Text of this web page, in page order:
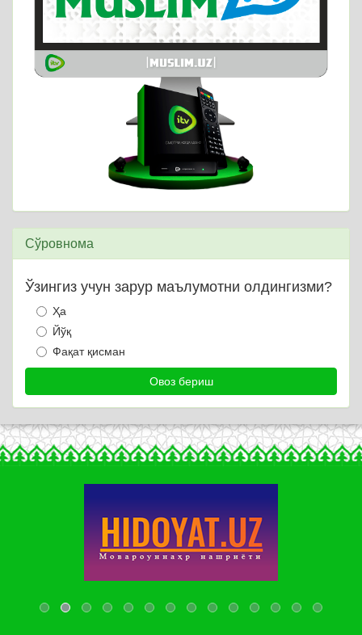
Сўровнома
Ўзингиз учун зарур маълумотни олдингизми?
Ҳа
Йўқ
Фақат қисман